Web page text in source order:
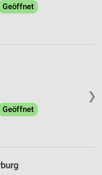
Geöffnet
❯
Geöffnet